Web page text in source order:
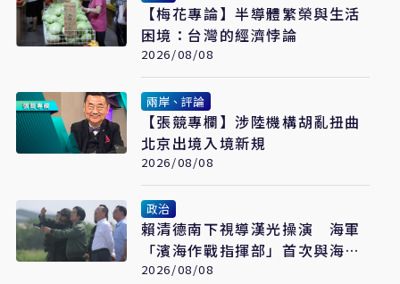
【梅花專論】半導體繁榮與生活
困境：台灣的經濟悖論
2026/08/08
兩岸、評論
【張競專欄】涉陸機構胡亂扭曲
北京出境入境新規
2026/08/08
政治
賴清德南下視導漢光操演 海軍
「濱海作戰指揮部」首次與海巡
聯合操演
2026/08/08